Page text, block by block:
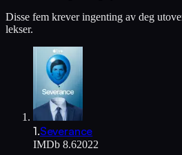
Disse fem krever ingenting av deg
lekser.
1.Severance
IMDb 8.62022